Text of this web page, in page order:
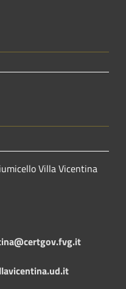
Villa Vicentina